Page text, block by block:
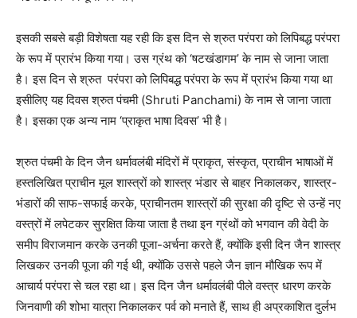
इसकी सबसे बड़ी विशेषता यह रही कि इस दिन से श्रुत परंपरा को लिपिबद्ध परंपरा
के रूप में प्रारंभ किया गया। उस ग्रंथ को ‘षटखंडागम’ के नाम से जाना जाता
है। इस दिन से श्रुत परंपरा को लिपिबद्ध परंपरा के रूप में प्रारंभ किया गया था
इसीलिए यह दिवस श्रुत पंचमी (Shruti Panchami) के नाम से जाना जाता
है। इसका एक अन्य नाम ‘प्राकृत भाषा दिवस’ भी है।
श्रुत पंचमी के दिन जैन धर्मावलंबी मंदिरों में प्राकृत, संस्कृत, प्राचीन भाषाओं में
हस्तलिखित प्राचीन मूल शास्त्रों को शास्त्र भंडार से बाहर निकालकर, शास्त्र-
भंडारों की साफ-सफाई करके, प्राचीनतम शास्त्रों की सुरक्षा की दृष्टि से उन्हें नए
वस्त्रों में लपेटकर सुरक्षित किया जाता है तथा इन ग्रंथों को भगवान की वेदी के
समीप विराजमान करके उनकी पूजा-अर्चना करते हैं, क्योंकि इसी दिन जैन शास्त्र
लिखकर उनकी पूजा की गई थी, क्योंकि उससे पहले जैन ज्ञान मौखिक रूप में
आचार्य परंपरा से चल रहा था। इस दिन जैन धर्मावलंबी पीले वस्त्र धारण करके
जिनवाणी की शोभा यात्रा निकालकर पर्व को मनाते हैं, साथ ही अप्रकाशित दुर्लभ